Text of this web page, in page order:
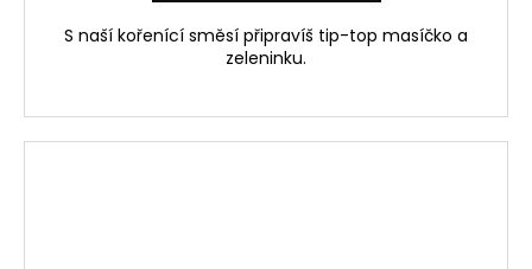
S naší kořenící směsí připravíš tip-top masíčko a
zeleninku.